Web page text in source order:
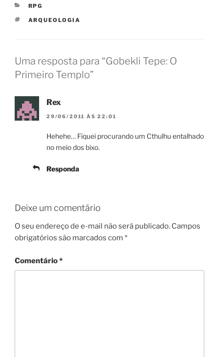
CATEGORIAS
RPG
TAGS
ARQUEOLOGIA
Uma resposta para “Gobekli Tepe: O
Primeiro Templo”
Rex
29/06/2011 ÀS 22:01
Hehehe… Fiquei procurando um Cthulhu entalhado
no meio dos bixo.
Responda
Deixe um comentário
O seu endereço de e-mail não será publicado. Campos
obrigatórios são marcados com *
Comentário*